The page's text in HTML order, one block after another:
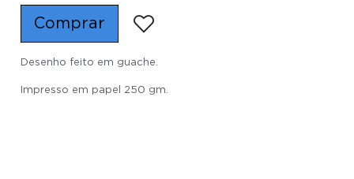
Comprar
Desenho feito em guache.
Impresso em papel 250 gm.